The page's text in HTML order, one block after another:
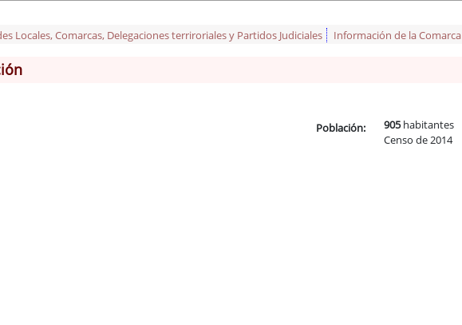
Locales, Comarcas, Delegaciones terriroriales y Partidos Judiciales Información de la Comarca
Población: 905habitantes
Censo de 2014